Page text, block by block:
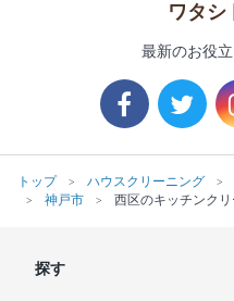
ワタシ
最新のお役
トップ ハウスクリーニング
神戸市
西区のキッチンク
探す